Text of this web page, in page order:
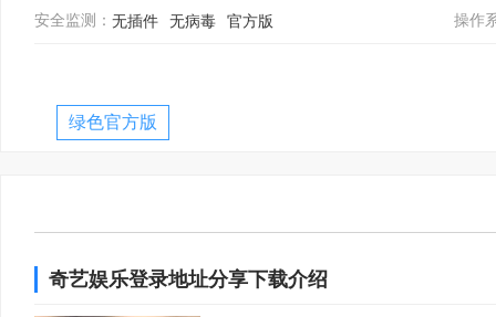
安全监测： 无插件 无病毒 官方版 操作
绿色官方版
奇艺娱乐登录地址分享下载介绍